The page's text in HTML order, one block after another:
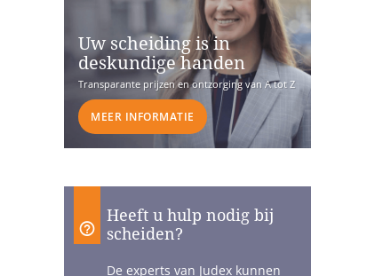
Uw scheiding is in
deskundige handen
Transparante prijzen en ontzorging van A tot Z
MEER INFORMATIE
Heeft u hulp nodig bij
scheiden?
De experts van Judex kunnen